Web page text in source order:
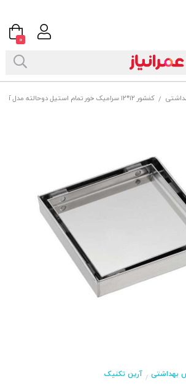
/ کفشور ۱۲*۱۲ سرامیک خور تمام استیل دوحالته مدل آرین تکینک
بهداشتی / آرین تکنیک
0